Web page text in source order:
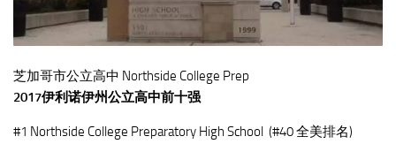
芝加哥市公立高中 Northside College Prep
2017伊利诺伊州公立高中前十强
#1 Northside College Preparatory High School (#40 全美排名)